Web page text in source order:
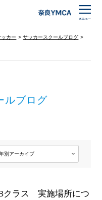
ッカー サッカースクールブログ
ルブログ
クラス 実施場所につ